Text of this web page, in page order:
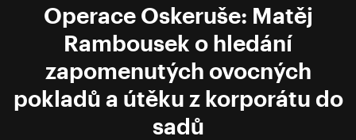
Operace Oskeruše: Matěj
Rambousek o hledání
zapomenutých ovocných
pokladů a útěku z korporátu do
sadů